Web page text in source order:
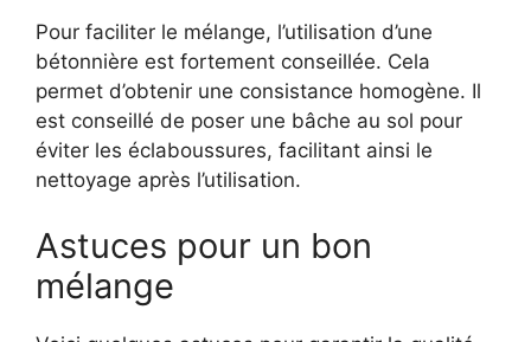
Pour faciliter le mélange, l’utilisation d’une
bétonnière est fortement conseillée. Cela
permet d’obtenir une consistance homogène. Il
est conseillé de poser une bâche au sol pour
éviter les éclaboussures, facilitant ainsi le
nettoyage après l’utilisation.
Astuces pour un bon
mélange